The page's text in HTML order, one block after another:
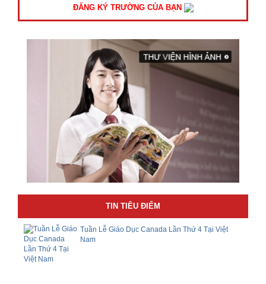
ĐĂNG KÝ TRƯỜNG CỦA BẠN
TIN TIÊU ĐIỂM
Tuần Lễ Giáo Dục Canada Lần Thứ 4 Tại Việt
Nam